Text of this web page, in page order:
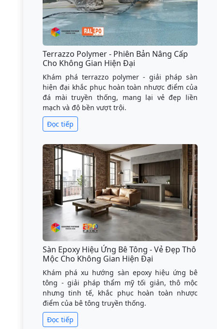
Terrazzo Polymer - Phiên Bản Nâng Cấp
Cho Không Gian Hiện Đại
Khám phá terrazzo polymer - giải pháp sàn
hiện đại khắc phục hoàn toàn nhược điểm của
đá mài truyền thống, mang lại vẻ đẹp liền
mạch và độ bền vượt trội.
Đọc tiếp
Sàn Epoxy Hiệu Ứng Bê Tông - Vẻ Đẹp Thô
Mộc Cho Không Gian Hiện Đại
Khám phá xu hướng sàn epoxy hiệu ứng bê
tông - giải pháp thẩm mỹ tối giản, thô mộc
nhưng tinh tế, khắc phục hoàn toàn nhược
điểm của bê tông truyền thống.
Đọc tiếp